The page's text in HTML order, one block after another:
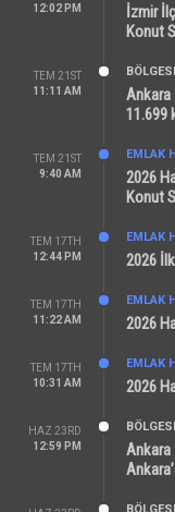
12:02 PM
İzmir
Konut
TEM 21ST
11:11 AM
Ankara
11.699
TEM 21ST
9:40 AM
EMLAK
2026
Konut
TEM 17TH
12:44 PM
EMLAK
2026
TEM 17TH
11:22 AM
EMLAK
2026
TEM 17TH
10:31 AM
EMLAK
2026
HAZ 23RD
12:59 PM
Ankara